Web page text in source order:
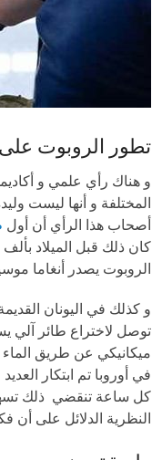
تطور الروبوت
و هناك رأي علمي و
المختلفة و أنها ليست
أصحاب هذا الرأي أن أول
كان ذلك قبل الميلاد
الروبوت يصدر أنغاما
و كذلك في اليونان
توصل لاختراع طائر آلي
ميكانيكي عن طريق الماء
في أوروبا تم ابتكار
كل ساعة تنقضي ذلك
النظرية الدلائل على أن